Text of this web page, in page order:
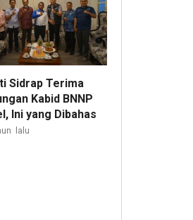
Sidrap Terima
Kabid BNNP
Ini yang Dibahas
lalu